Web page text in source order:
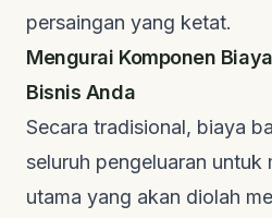
persaingan yang ketat.
Mengurai Komponen
Bisnis Anda
Secara tradisional, biaya
seluruh pengeluaran untuk
utama yang akan diolah